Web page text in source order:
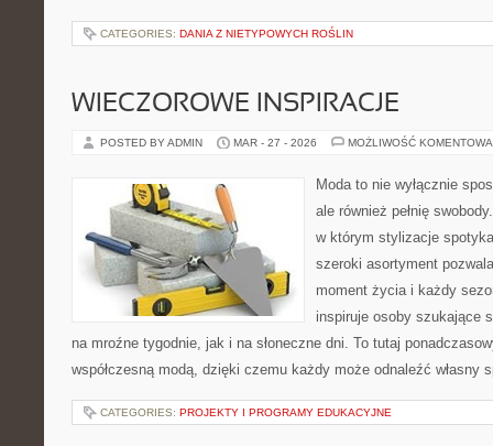
CATEGORIES: DANIA Z NIETYPOWYCH ROŚLIN
WIECZOROWE INSPIRACJE
POSTED BY ADMIN MAR - 27 - 2026 MOŻLIWOŚĆ
Moda to nie wyłącznie
ale również pełnię
w którym stylizacje
szeroki asortyment
moment życia i każdy
inspiruje osoby szukające
na mroźne tygodnie, jak i na słoneczne dni. To tutaj
współczesną modą, dzięki czemu każdy może odnaleźć własny
CATEGORIES: PROJEKTY I PROGRAMY EDUKACYJNE